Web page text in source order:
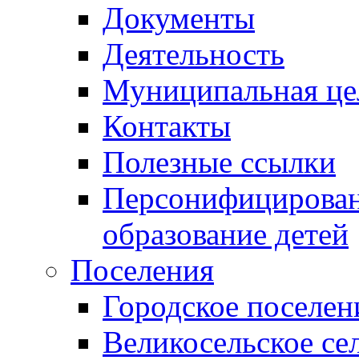
Документы
Деятельность
Муниципальная
Контакты
Полезные ссылки
образование детей
Поселения
Городское
Великосельское